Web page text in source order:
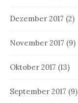
Dezember 2017 (2)
November 2017 (9)
Oktober 2017 (13)
September 2017 (9)